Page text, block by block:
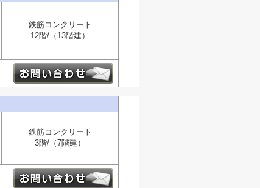
鉄筋コンクリート
12階/（13階建）
鉄筋コンクリート
3階/（7階建）